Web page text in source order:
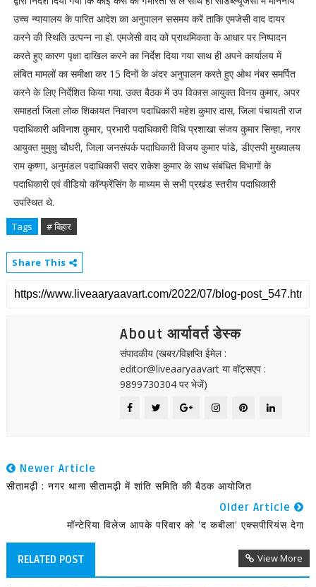
उच्च न्यायालय के पारित आदेश का अनुपालन ससमय करें ताकि एमजेसी वाद दायर
करने की स्थिति उत्पन्न ना हो. एमजेसी वाद को प्राथमिकता के आधार पर निष्पादन
करते हुए कारण पृक्षा दाखिल करने का निर्देश दिया गया साथ ही अपने कार्यालय में
लंबित मामलों का समीक्षा कर 15 दिनों के अंदर अनुपालन करते हुए ओथ नंबर समर्पित
करने के लिए निर्देशित किया गया. उक्त बैठक में उप विकास आयुक्त विनय कुमार, अपर
समाहर्ता जिला लोक शिकायत निवारण पदाधिकारी महेश कुमार दास, जिला पंचायती राज
पदाधिकारी अविनाश कुमार, प्रभारी पदाधिकारी विधि प्रशाखा संजय कुमार सिन्हा, नगर
आयुक्त मुमुक्षु चौधरी, जिला जनसंपर्क पदाधिकारी विजय कुमार पांडे, डीएसपी मुख्यालय
राम कृष्णा, अनुमंडल पदाधिकारी सदर राकेश कुमार के साथ संबंधित विभागों के
पदाधिकारी एवं वीडियो कॉन्फ्रेंसिंग के माध्यम से सभी प्रखंड स्तरीय पदाधिकारी
उपस्थित थे.
Tags # बिहार
Share This
About आर्यावर्त डेस्क
संपादकीय (खबर/विज्ञप्ति ईमेल :
editor@liveaaryaavart या वॉट्सएप :
9899730304 पर भेजें)
Newer Article
सीतामढ़ी : नगर थाना सीतामढ़ी में शांति समिति की बैठक आयोजित
Older Article
मॉन्टेरिया विलेज आपके परिवार को 'द कबीला' एक्सपीरियंस देगा
RELATED POST View More